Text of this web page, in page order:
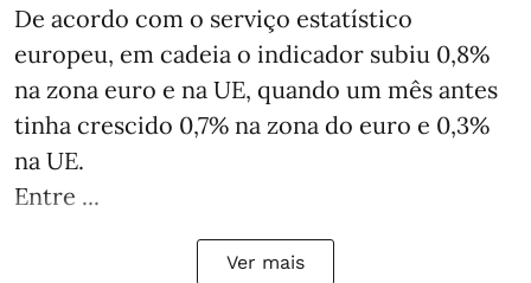
De acordo com o serviço estatístico
europeu, em cadeia o indicador subiu 0,8%
na zona euro e na UE, quando um mês antes
tinha crescido 0,7% na zona do euro e 0,3%
na UE.
Entre ...
Ver mais